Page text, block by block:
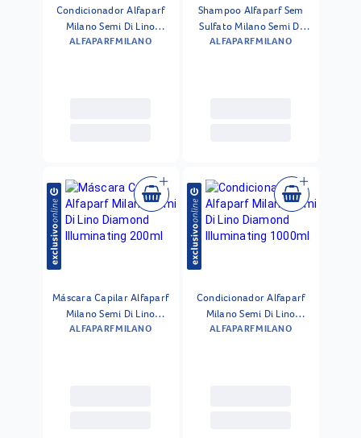
Condicionador Alfaparf
Milano Semi Di Lino
Nutritive Leave-in 1000ml
ALFAPARF MILANO
Shampoo Alfaparf Sem
Sulfato Milano Semi Di
Lino Diamond Illuminating
ALFAPARF MILANO
Máscara Capilar Alfaparf
Milano Semi Di Lino
Diamond Illuminating
ALFAPARF MILANO
Condicionador Alfaparf
Milano Semi Di Lino
Diamond Illuminating
ALFAPARF MILANO